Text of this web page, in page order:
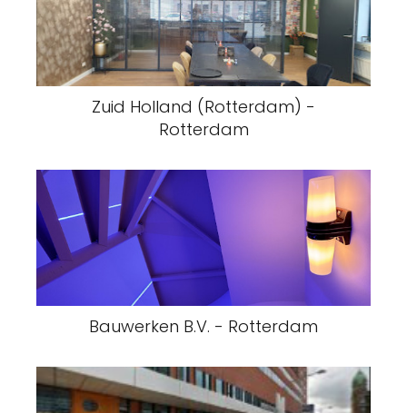
Zuid Holland (Rotterdam) -
Rotterdam
Bauwerken B.V. - Rotterdam